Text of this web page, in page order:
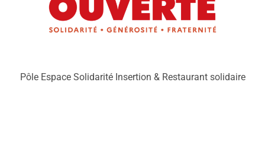
Pôle Espace Solidarité Insertion & Restaurant solidaire